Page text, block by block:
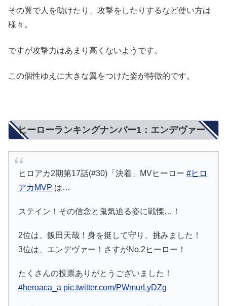
その翼で人を助けたり、攻撃をしたりするなど使い方は
様々。
ですが攻撃力はあまり高くないようです。
この個性ゆえに大きな翼をつけた姿が特徴的です。
ヒーローランキングナンバー1：エンデヴァー
ヒロアカ2期第17話(#30)「決着」MVヒーロー#ヒロ
アカMVP は…
ステイン！その信念と鬼気迫る姿に戦慄…！
2位は、飯田天哉！身を挺して守り、挑みました！
3位は、エンデヴァー！さすがNo.2ヒーロー！
たくさんの投票ありがとうございました！
#heroaca_a pic.twitter.com/PWmurLyDZg